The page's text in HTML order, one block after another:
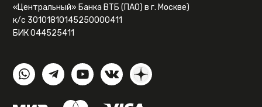
«Центральный» Банка ВТБ (ПАО) в г. Москве)
к/с 30101810145250000411
БИК 044525411